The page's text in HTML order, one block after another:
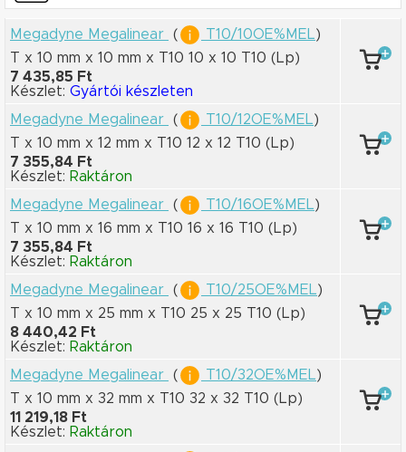
Megadyne Megalinear ( T10/10OE%MEL)
T x 10 mm x 10 mm x T10 10 x 10 T10 (Lp)
7 435,85 Ft
Készlet: Gyártói készleten
Megadyne Megalinear
( T10/12OE%MEL)
T x 10 mm x 12 mm x T10 12 x 12 T10 (Lp)
7 355,84 Ft
Készlet: Raktáron
Megadyne Megalinear
( T10/16OE%MEL)
T x 10 mm x 16 mm x T10 16 x 16 T10 (Lp)
7 355,84 Ft
Készlet: Raktáron
Megadyne Megalinear
( T10/25OE%MEL)
T x 10 mm x 25 mm x T10 25 x 25 T10 (Lp)
8 440,42 Ft
Készlet: Raktáron
Megadyne Megalinear
( T10/32OE%MEL)
T x 10 mm x 32 mm x T10 32 x 32 T10 (Lp)
11 219,18 Ft
Készlet: Raktáron